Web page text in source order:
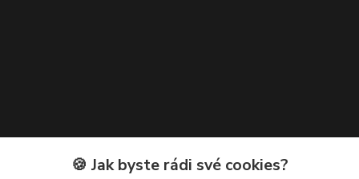
Kontakty
🍪 Jak byste rádi své cookies?